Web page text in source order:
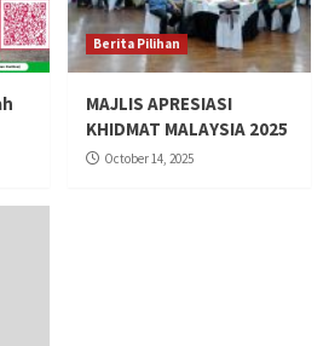
Berita Pilihan
MAJLIS APRESIASI
KHIDMAT MALAYSIA 2025
October 14, 2025